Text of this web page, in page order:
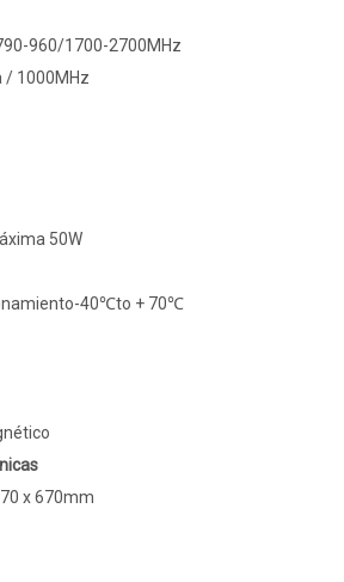
960/1700-2700MHz
/ 1000MHz
50W
40℃to + 70℃
x 670mm